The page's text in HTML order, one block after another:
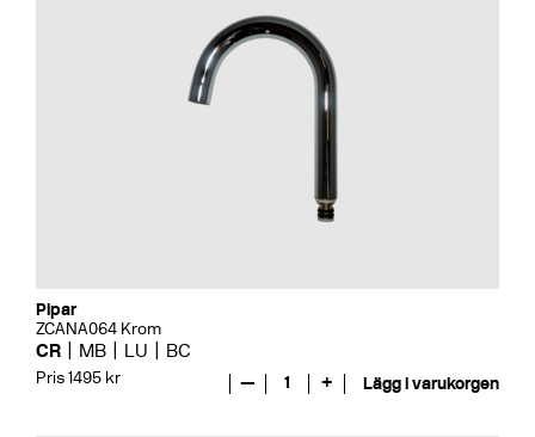
Pipar
ZCANA064 Krom
CR MB LU BC
Pris 1495 kr — 1 + Lägg i varukorgen